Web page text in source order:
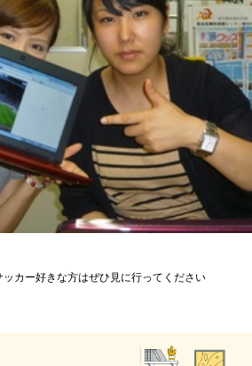
カー好きな方はぜひ見に行ってください